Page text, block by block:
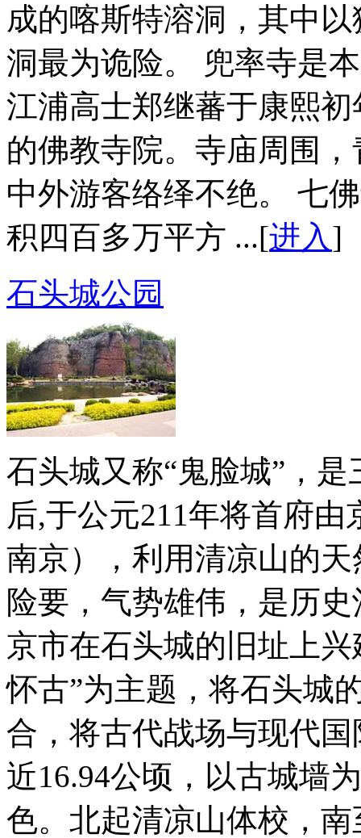
成的喀斯特溶洞，其中
洞最为诡险。 兜率寺是
江浦高士郑继蕃于康熙
的佛教寺院。寺庙周围
中外游客络绎不绝。 七
积四百多万平方 ...[进入]
石头城公园
石头城又称“鬼脸城”，
后,于公元211年将首府
南京），利用清凉山的
险要，气势雄伟，是历
京市在石头城的旧址上
怀古”为主题，将石头城
合，将古代战场与现代
近16.94公顷，以古城墙
色。北起清凉山体校，